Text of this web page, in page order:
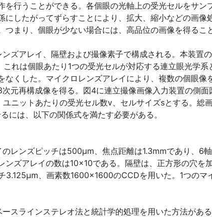
行うことができる。各個眼の光軸上の受光セルをサン
したがってずらすことにより、拡大、縮小などの画像
まり、個眼が少ない場合には、高品位の画像を得るこ
ズアレイ、隔壁および撮像素子で構成される。本装置
れは個眼あたり1つの受光セルが対応する連立眼光学
くした。マイクロレンズアレイにより、複数の個眼像
元再構成像を得る。図4に連立撮像画像入力装置の側
ニットあたりの受光セル数v、セルサイズsとする。総
には、以下の関係式を満たす必要がある。
レンズピッチは500μm、焦点距離は1.3mmであり、6
ズアレイの数は10×10である。隔壁は、正方形の穴を
3.125μm、画素数1600×1600のCCDを用いた。1つのマ
スラインステレオ法と統計学的処理を用いた方法があ